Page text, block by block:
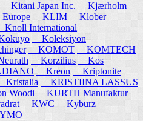
Kitani Japan Inc.
Kjærholm
KLIM
Klober
Knoll International
Koleksiyon
KOMOT
KOMTECH
Korzilius
Kos
Kreon
Kriptonite
Kristalia
KRISTIINA LASSUS
Woodi
KURTH Manufaktur
KWC
Kyburz